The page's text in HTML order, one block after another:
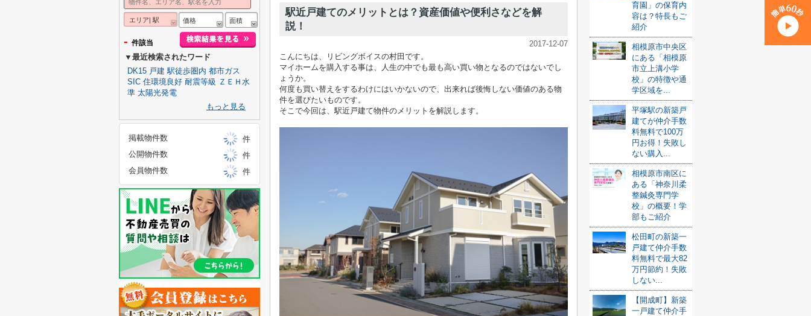
駅近戸建てのメリットとは？資産価値や便利さなどを解
説！
2017-12-07
こんにちは、リビングボイスの村田です。
マイホームを購入する事は、人生の中でも最も高い買い物となるのではないでし
ょうか。
何度も買い替えをするわけにはいかないので、出来れば後悔しない価値のある物
件を選びたいものです。
そこで今回は、駅近戸建て物件のメリットを解説します。
育園」の保育内
容は？特長もご
紹介
相模原市中央区
にある「相模原
市立上溝小学
校」の特徴や通
学区域を...
平塚駅の新築戸
建てが仲介手数
料無料で100万
円お得！失敗し
ない購入...
相模原市南区に
ある「神奈川柔
整鍼灸専門学
校」の概要！学
部もご紹介
松田町の新築一
戸建て仲介手数
料無料で最大82
万円節約！失敗
しない...
【開成町】新築
一戸建て仲介手
エリア| 駅 価格 面積
- 件該当
▼最近検索されたワード
DK15 戸建 駅徒歩圏内 都市ガス
SIC 住環境良好 耐震等級 ＺＥＨ水
準 太陽光発電
もっと見る
掲載物件数
件
公開物件数
件
会員物件数
件